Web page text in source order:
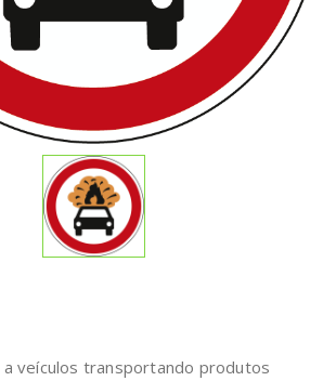
veículos transportando produtos